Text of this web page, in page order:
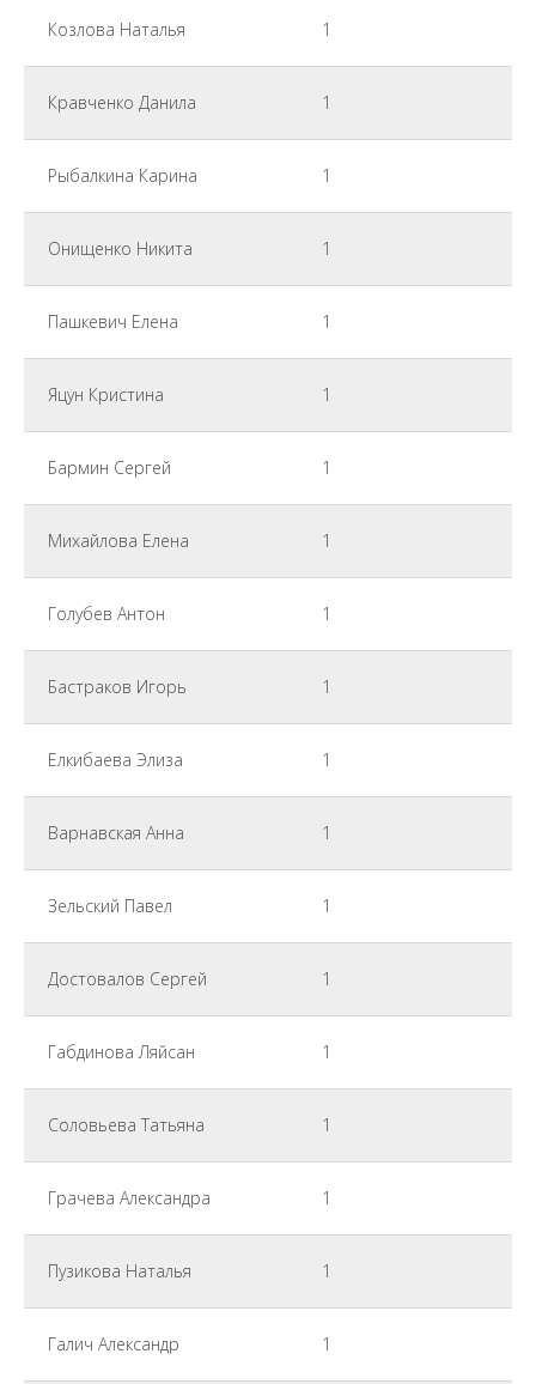
Козлова Наталья 1
Кравченко Данила 1
Рыбалкина Карина 1
Онищенко Никита 1
Пашкевич Елена 1
Яцун Кристина 1
Бармин Сергей 1
Михайлова Елена 1
Голубев Антон 1
Бастраков Игорь 1
Елкибаева Элиза 1
Варнавская Анна 1
Зельский Павел 1
Достовалов Сергей 1
Габдинова Ляйсан 1
Соловьева Татьяна 1
Грачева Александра 1
Пузикова Наталья 1
Галич Александр 1